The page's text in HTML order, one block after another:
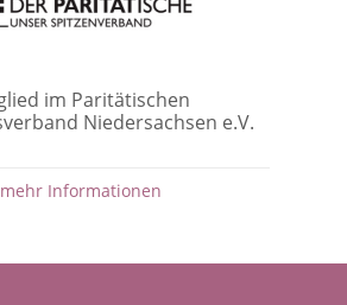
im Paritätischen
Niedersachsen e.V.
mehr Informationen